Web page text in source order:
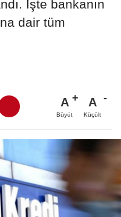
İşte bankanın
dair tüm
A
Büyüt
A
Küçült